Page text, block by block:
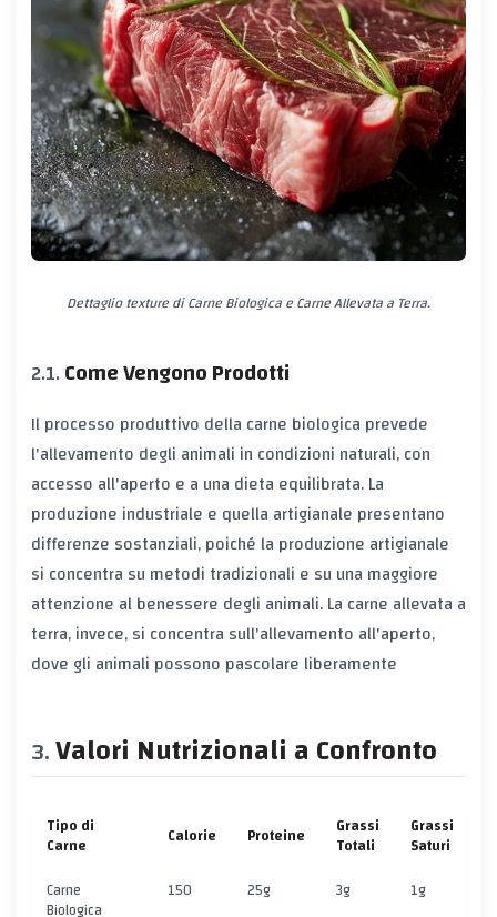
Dettaglio texture di Carne Biologica e Carne Allevata a Terra.
Come Vengono Prodotti
Il processo produttivo della carne biologica prevede
l'allevamento degli animali in condizioni naturali, con
accesso all'aperto e a una dieta equilibrata. La
produzione industriale e quella artigianale presentano
differenze sostanziali, poiché la produzione artigianale
si concentra su metodi tradizionali e su una maggiore
attenzione al benessere degli animali. La carne allevata a
terra, invece, si concentra sull'allevamento all'aperto,
dove gli animali possono pascolare liberamente
Valori Nutrizionali a Confronto
Tipo di
Carne Calorie Proteine Grassi
Totali
Grassi
Saturi
Carne
Biologica
150 25g 3g 1g